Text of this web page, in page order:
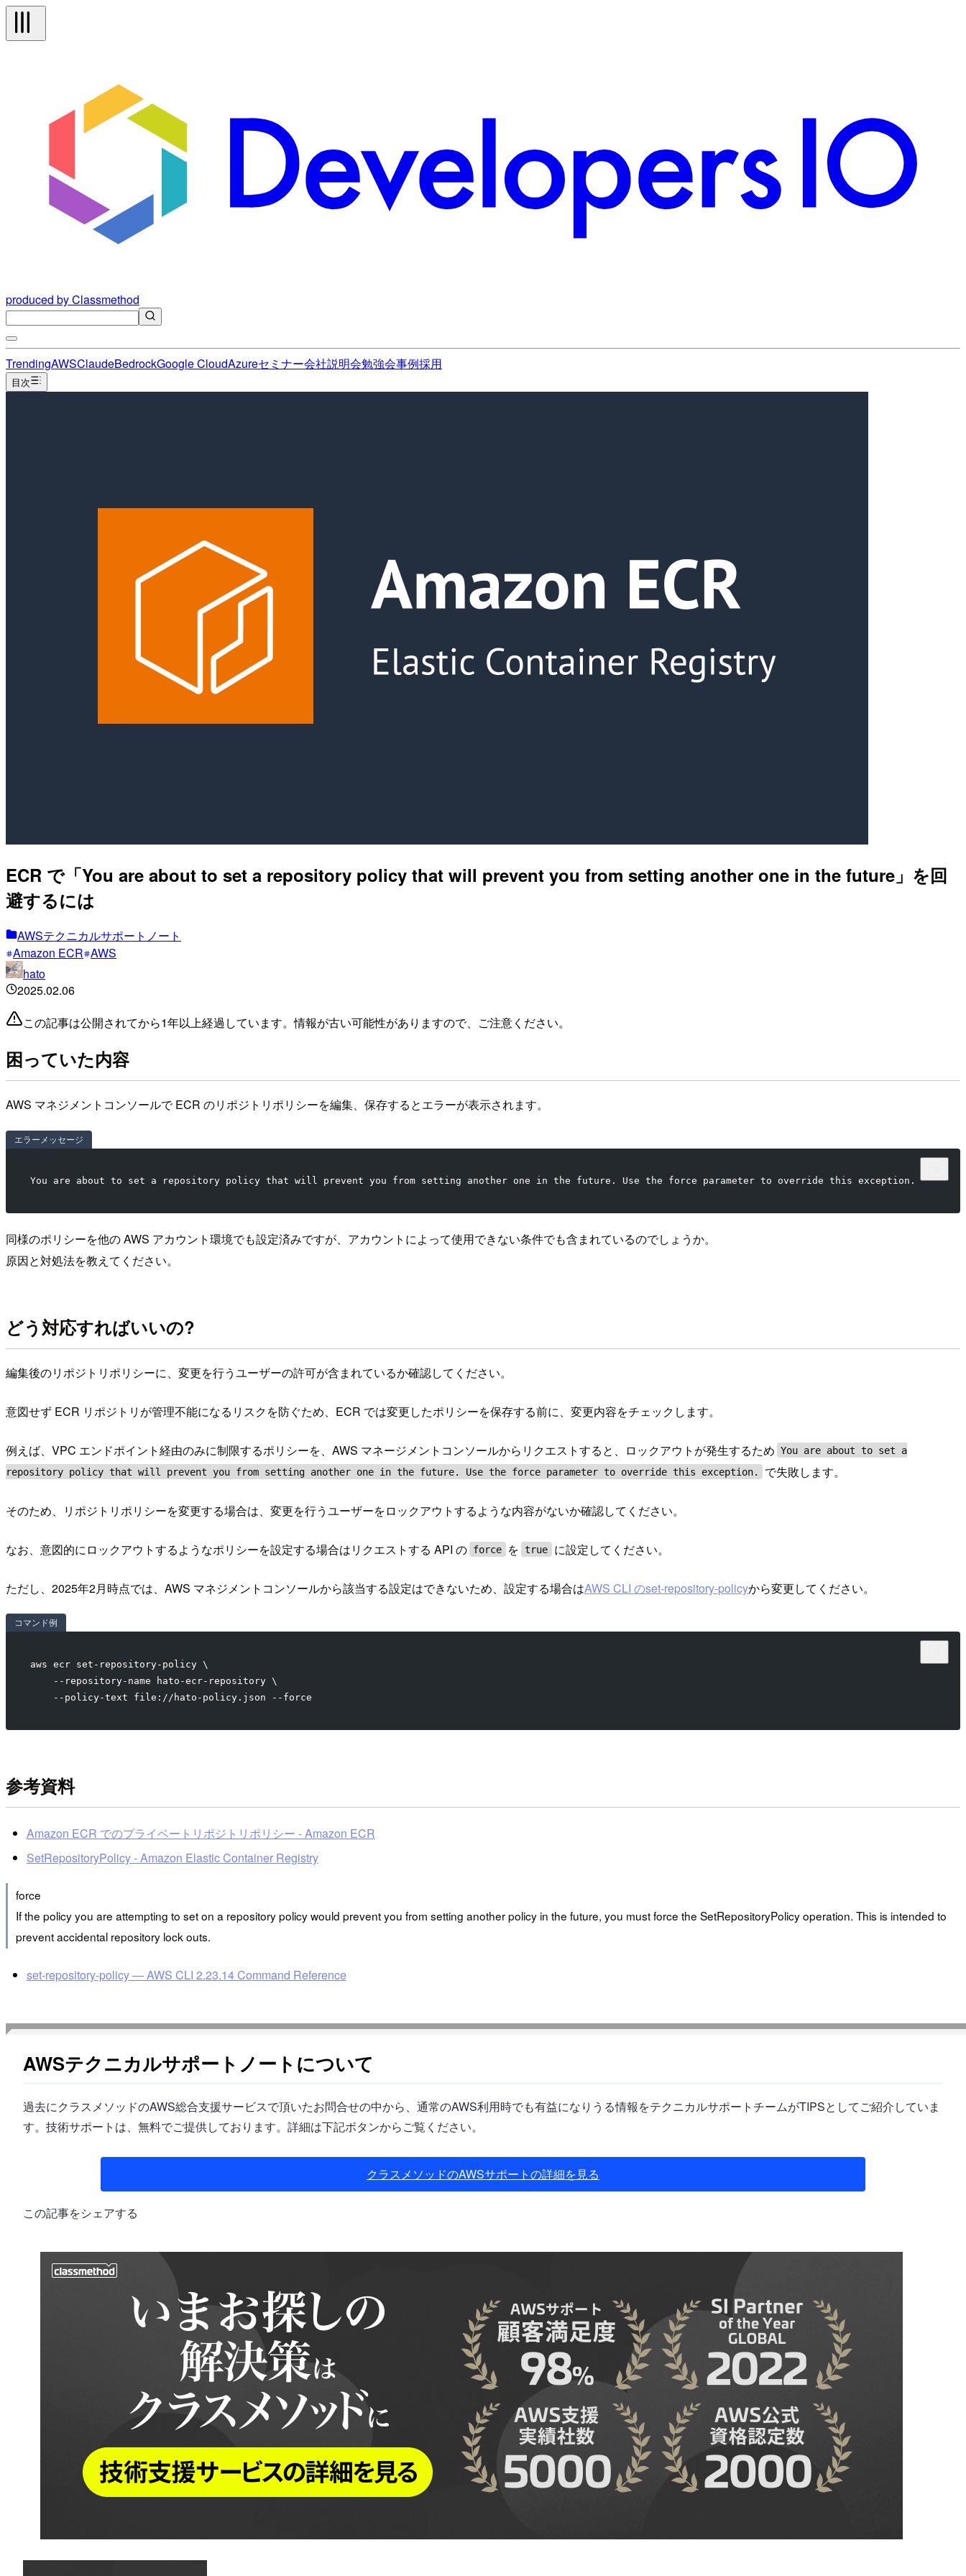
produced by Classmethod
TrendingAWSClaudeBedrockGoogle CloudAzureセミナー会社説明会勉強会事例採用
目次
ECR で「You are about to set a repository policy that will prevent you from setting another one in the future」を回
避するには
AWSテクニカルサポートノート
Amazon ECR AWS
hato
2025.02.06
この記事は公開されてから1年以上経過しています。情報が古い可能性がありますので、ご注意ください。
困っていた内容
AWS マネジメントコンソールで ECR のリポジトリポリシーを編集、保存するとエラーが表示されます。
エラーメッセージ
You are about to set a repository policy that will prevent you from setting another one in the future. Use the force parameter to override this exception.
同様のポリシーを他の AWS アカウント環境でも設定済みですが、アカウントによって使用できない条件でも含まれているのでしょうか。
原因と対処法を教えてください。
どう対応すればいいの?
編集後のリポジトリポリシーに、変更を行うユーザーの許可が含まれているか確認してください。
意図せず ECR リポジトリが管理不能になるリスクを防ぐため、ECR では変更したポリシーを保存する前に、変更内容をチェックします。
例えば、VPC エンドポイント経由のみに制限するポリシーを、AWS マネージメントコンソールからリクエストすると、ロックアウトが発生するため You are about to set a
repository policy that will prevent you from setting another one in the future. Use the force parameter to override this exception.
で失敗します。
そのため、リポジトリポリシーを変更する場合は、変更を行うユーザーをロックアウトするような内容がないか確認してください。
なお、意図的にロックアウトするようなポリシーを設定する場合はリクエストする API の force を true に設定してください。
ただし、2025年2月時点では、AWS マネジメントコンソールから該当する設定はできないため、設定する場合はAWS CLI のset-repository-policyから変更してください。
コマンド例
aws ecr set-repository-policy \
    --repository-name hato-ecr-repository \
    --policy-text file://hato-policy.json --force
参考資料
Amazon ECR でのプライベートリポジトリポリシー - Amazon ECR
SetRepositoryPolicy - Amazon Elastic Container Registry
force
If the policy you are attempting to set on a repository policy would prevent you from setting another policy in the future, you must force the SetRepositoryPolicy operation. This is intended to
prevent accidental repository lock outs.
set-repository-policy — AWS CLI 2.23.14 Command Reference
AWSテクニカルサポートノートについて
過去にクラスメソッドのAWS総合支援サービスで頂いたお問合せの中から、通常のAWS利用時でも有益になりうる情報をテクニカルサポートチームがTIPSとしてご紹介していま
す。技術サポートは、無料でご提供しております。詳細は下記ボタンからご覧ください。
クラスメソッドのAWSサポートの詳細を見る
この記事をシェアする